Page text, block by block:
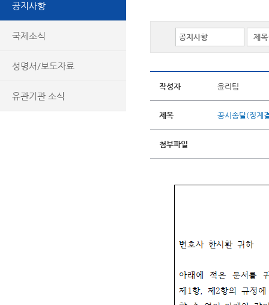
공지사항
국제소식
성명서/보도자료
유관기관 소식
작성자 윤리팀
제목 공시송달(징계
첨부파일